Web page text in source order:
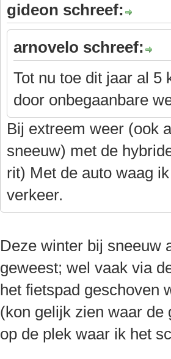
gideon schreef:
arnovelo schreef:
Tot nu toe dit jaar al 5
door onbegaanbare
Bij extreem weer (ook
sneeuw) met de
rit) Met de auto waag
verkeer.
Deze winter bij sneeuw
geweest; wel vaak via
het fietspad geschoven
(kon gelijk zien waar
op de plek waar ik het